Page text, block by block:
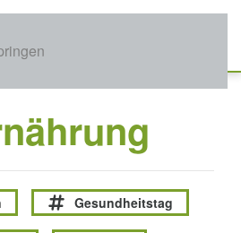
Gesundheitstag